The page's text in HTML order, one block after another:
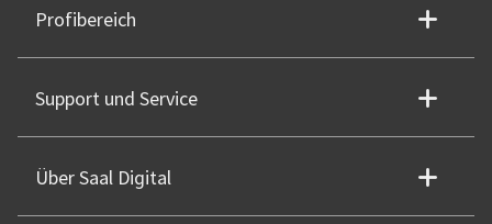
Profibereich
Support und Service
Über Saal Digital